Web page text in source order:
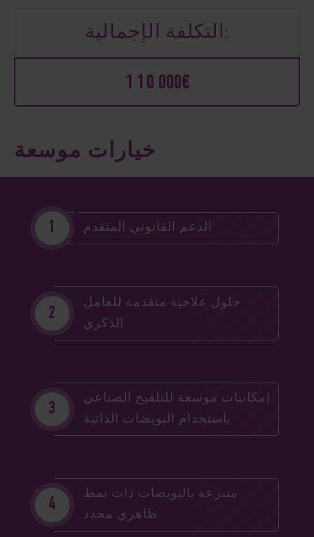
التكلفة الإجمالية:
110 000€
خيارات موسعة
الدعم القانوني المتقدم
حلول علاجية متقدمة للعامل
الذكري
إمكانيات موسعة للتلقيح الصناعي
باستخدام البويضات الذاتية
متبرعة بالبويضات ذات نمط
ظاهري محدد